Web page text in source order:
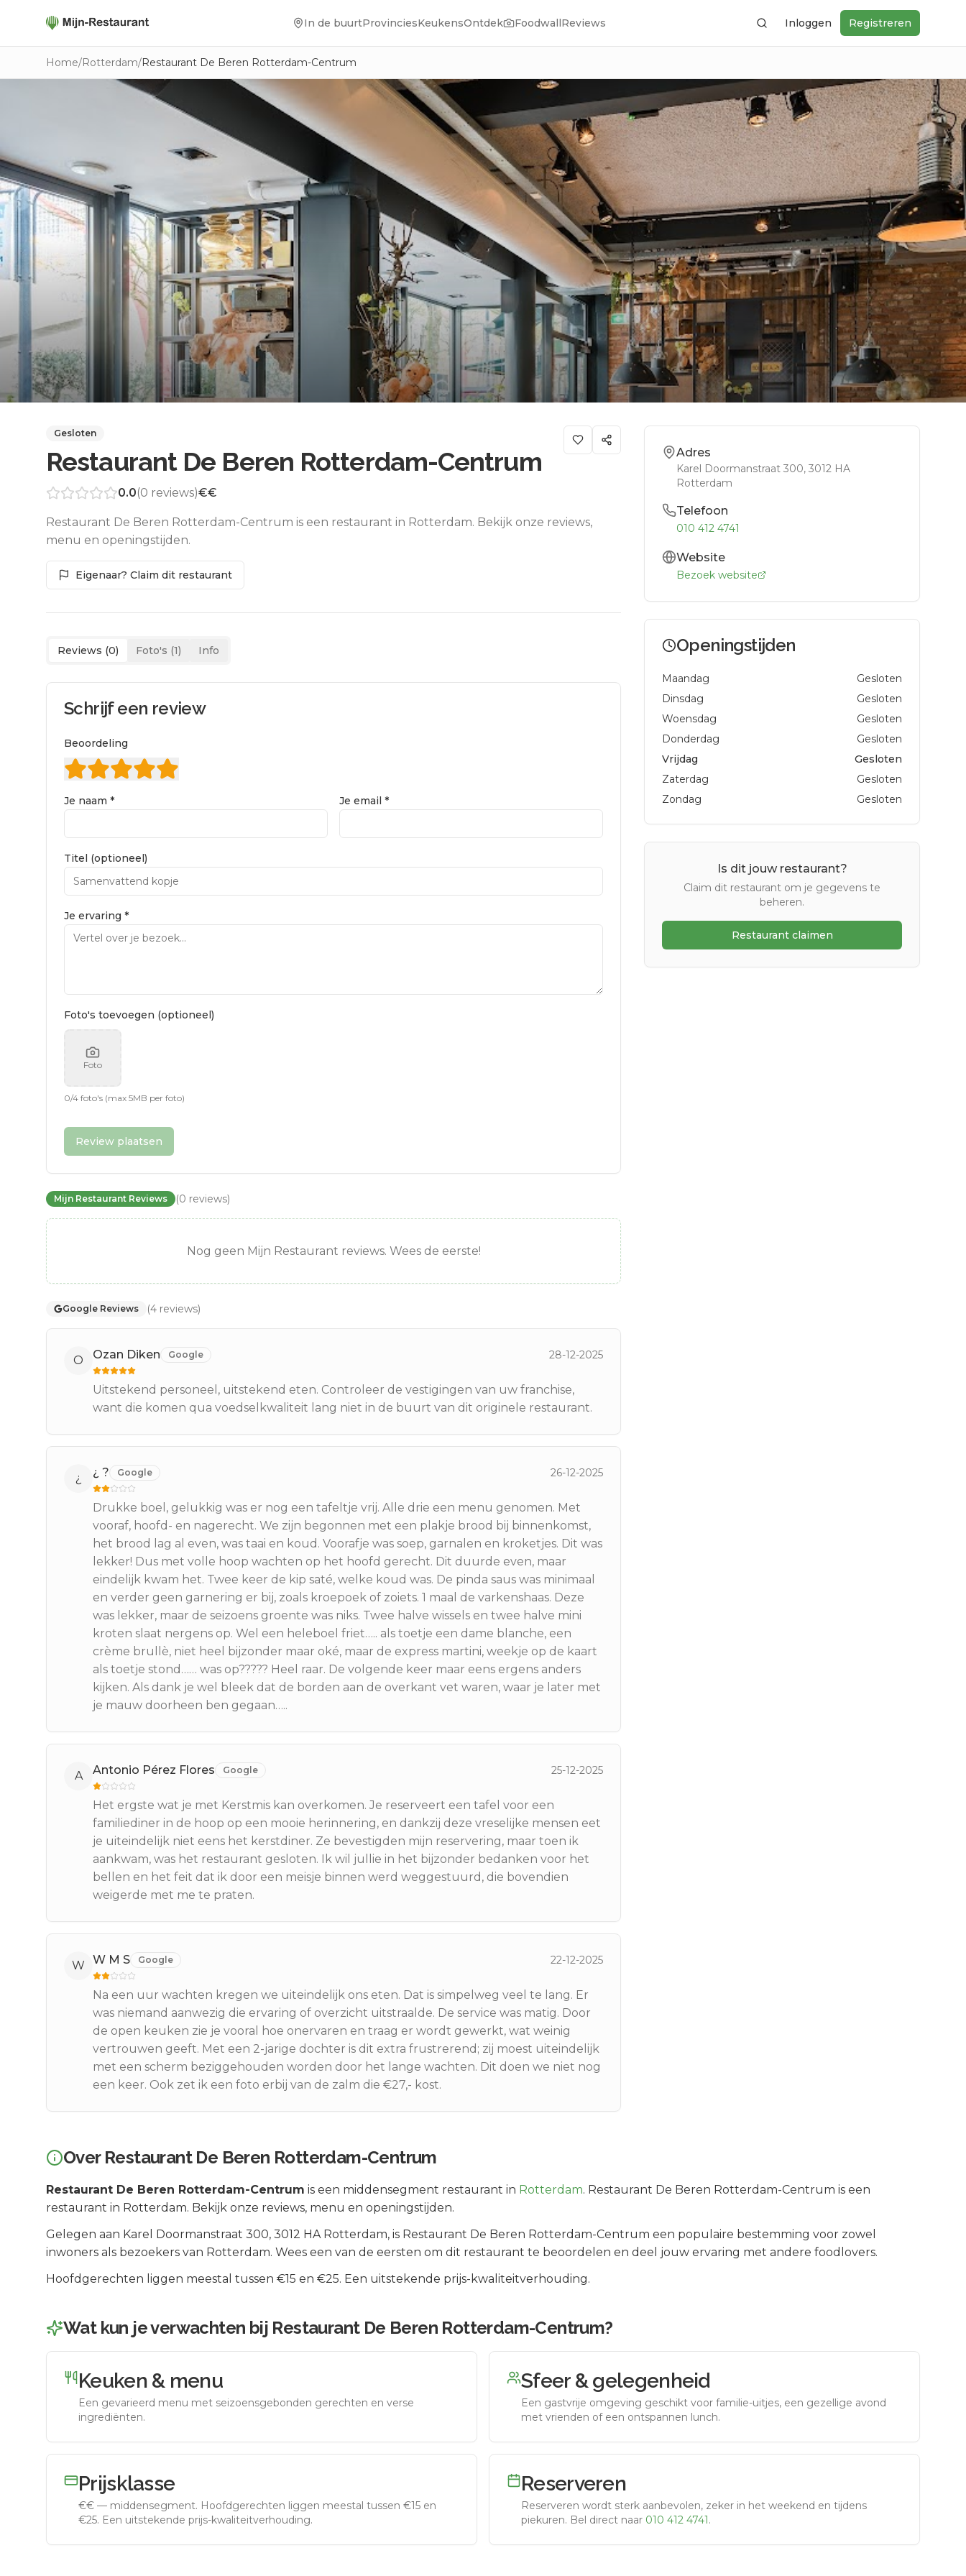
In de buurtProvinciesKeukensOntdek FoodwallReviews ZoekenInloggen Registreren
Home/Rotterdam/Restaurant De Beren Rotterdam-Centrum
Gesloten
Restaurant De Beren Rotterdam-Centrum
0.0(0 reviews)€€
Restaurant De Beren Rotterdam-Centrum is een restaurant in Rotterdam. Bekijk onze reviews,
menu en openingstijden.
Eigenaar? Claim dit restaurant
Reviews (0) Foto's (1) Info
Schrijf een review
Beoordeling
Je naam * Je email *
Titel (optioneel)
Je ervaring *
Foto's toevoegen (optioneel)
Foto
0/4 foto's (max 5MB per foto)
Review plaatsen
Mijn Restaurant Reviews (0 reviews)
Nog geen Mijn Restaurant reviews. Wees de eerste!
Google Reviews (4 reviews)
O Ozan Diken Google 28-12-2025
Uitstekend personeel, uitstekend eten. Controleer de vestigingen van uw franchise,
want die komen qua voedselkwaliteit lang niet in de buurt van dit originele restaurant.
¿ ¿ ? Google 26-12-2025
Drukke boel, gelukkig was er nog een tafeltje vrij. Alle drie een menu genomen. Met
vooraf, hoofd- en nagerecht. We zijn begonnen met een plakje brood bij binnenkomst,
het brood lag al even, was taai en koud. Voorafje was soep, garnalen en kroketjes. Dit was
lekker! Dus met volle hoop wachten op het hoofd gerecht. Dit duurde even, maar
eindelijk kwam het. Twee keer de kip saté, welke koud was. De pinda saus was minimaal
en verder geen garnering er bij, zoals kroepoek of zoiets. 1 maal de varkenshaas. Deze
was lekker, maar de seizoens groente was niks. Twee halve wissels en twee halve mini
kroten slaat nergens op. Wel een heleboel friet….. als toetje een dame blanche, een
crème brullè, niet heel bijzonder maar oké, maar de express martini, weekje op de kaart
als toetje stond…… was op????? Heel raar. De volgende keer maar eens ergens anders
kijken. Als dank je wel bleek dat de borden aan de overkant vet waren, waar je later met
je mauw doorheen ben gegaan…..
A Antonio Pérez Flores Google 25-12-2025
Het ergste wat je met Kerstmis kan overkomen. Je reserveert een tafel voor een
familiediner in de hoop op een mooie herinnering, en dankzij deze vreselijke mensen eet
je uiteindelijk niet eens het kerstdiner. Ze bevestigden mijn reservering, maar toen ik
aankwam, was het restaurant gesloten. Ik wil jullie in het bijzonder bedanken voor het
bellen en het feit dat ik door een meisje binnen werd weggestuurd, die bovendien
weigerde met me te praten.
W W M S Google 22-12-2025
Na een uur wachten kregen we uiteindelijk ons eten. Dat is simpelweg veel te lang. Er
was niemand aanwezig die ervaring of overzicht uitstraalde. De service was matig. Door
de open keuken zie je vooral hoe onervaren en traag er wordt gewerkt, wat weinig
vertrouwen geeft. Met een 2-jarige dochter is dit extra frustrerend; zij moest uiteindelijk
met een scherm beziggehouden worden door het lange wachten. Dit doen we niet nog
een keer. Ook zet ik een foto erbij van de zalm die €27,- kost.
Adres
Karel Doormanstraat 300, 3012 HA
Rotterdam
Telefoon
010 412 4741
Website
Bezoek website
Openingstijden
Maandag
Gesloten
Dinsdag
Gesloten
Woensdag
Gesloten
Donderdag
Gesloten
Vrijdag
Gesloten
Zaterdag
Gesloten
Zondag
Gesloten
Is dit jouw restaurant?
Claim dit restaurant om je gegevens te
beheren.
Restaurant claimen
Over Restaurant De Beren Rotterdam-Centrum
Restaurant De Beren Rotterdam-Centrum is een middensegment restaurant in Rotterdam. Restaurant De Beren Rotterdam-Centrum is een
restaurant in Rotterdam. Bekijk onze reviews, menu en openingstijden.
Gelegen aan Karel Doormanstraat 300, 3012 HA Rotterdam, is Restaurant De Beren Rotterdam-Centrum een populaire bestemming voor zowel
inwoners als bezoekers van Rotterdam. Wees een van de eersten om dit restaurant te beoordelen en deel jouw ervaring met andere foodlovers.
Hoofdgerechten liggen meestal tussen €15 en €25. Een uitstekende prijs-kwaliteitverhouding.
Wat kun je verwachten bij Restaurant De Beren Rotterdam-Centrum?
Keuken & menu
Een gevarieerd menu met seizoensgebonden gerechten en verse
ingrediënten.
Sfeer & gelegenheid
Een gastvrije omgeving geschikt voor familie-uitjes, een gezellige avond
met vrienden of een ontspannen lunch.
Prijsklasse
€€ — middensegment. Hoofdgerechten liggen meestal tussen €15 en
€25. Een uitstekende prijs-kwaliteitverhouding.
Reserveren
Reserveren wordt sterk aanbevolen, zeker in het weekend en tijdens
piekuren. Bel direct naar 010 412 4741.